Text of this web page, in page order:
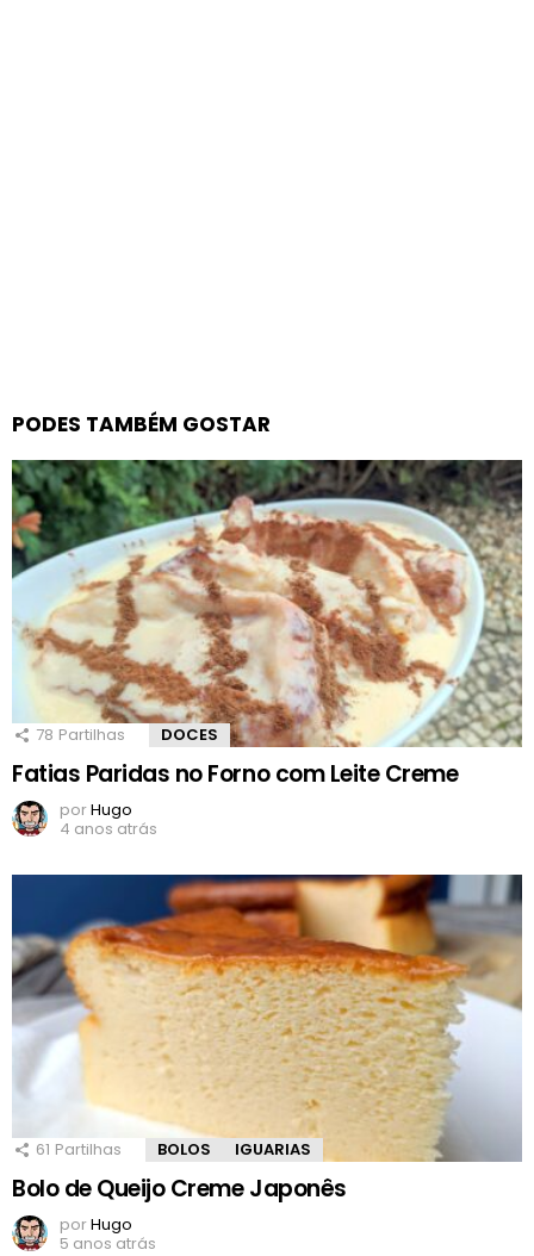
PODES TAMBÉM GOSTAR
78 Partilhas DOCES
Fatias Paridas no Forno com Leite Creme
porHugo
4 anos atrás
61 Partilhas BOLOS IGUARIAS
Bolo de Queijo Creme Japonês
porHugo
5 anos atrás